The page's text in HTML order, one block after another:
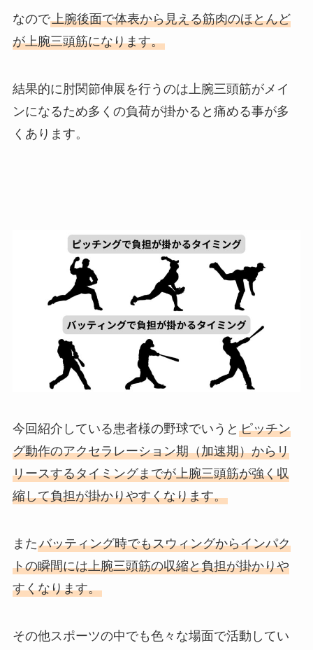
なので上腕後面で体表から見える筋肉のほとんど
が上腕三頭筋になります。
結果的に肘関節伸展を行うのは上腕三頭筋がメイ
ンになるため多くの負荷が掛かると痛める事が多
くあります。
今回紹介している患者様の野球でいうと ピッチン
グ動作のアクセラレーション期（加速期）からリ
リースするタイミングまでが上腕三頭筋が強く収
縮して負担が掛かりやすくなります。
またバッティング時でもスウィングからインパク
トの瞬間には上腕三頭筋の収縮と負担が掛かりや
すくなります。
その他スポーツの中でも色々な場面で活動してい